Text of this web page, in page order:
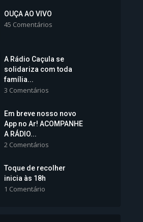
da Polícia...
Sheila Lemos
posse nesta...
Modos de exibição
OUÇA AO VIVO
45 Comentários
A Rádio Caçula se
solidariza com toda
família...
3 Comentários
Em breve nosso novo
App no Ar! ACOMPANHE
A RÁDIO...
2 Comentários
Toque de recolher
inicia às 18h
1 Comentário